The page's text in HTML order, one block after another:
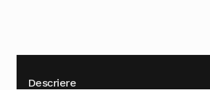
Descriere